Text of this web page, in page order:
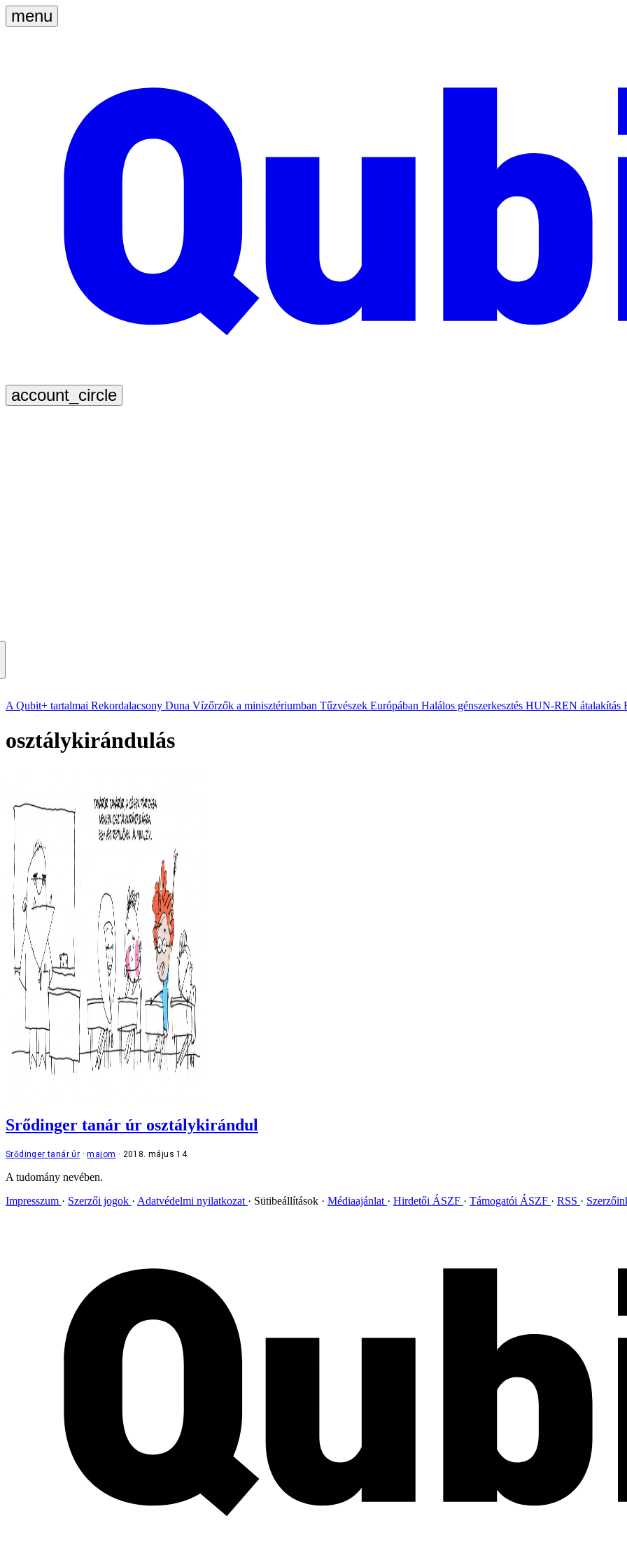
A Qubit+ tartalmai Rekordalacsony Duna Vízőrzők a minisztériumban Tűzvészek Európában Halálos génszerkesztés HUN-REN átalakítás
osztálykirándulás
Srődinger tanár úr osztálykirándul
Srődinger tanár úr majom 2018. május 14.
A tudomány nevében.
Impresszum
Szerzői jogok Adatvédelmi nyilatkozat Sütibeállítások Médiaajánlat Hirdetői ÁSZF Támogatói ÁSZF RSS